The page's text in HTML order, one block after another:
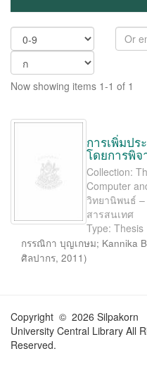
Now showing items 1-1 of 1
การเพิ่มป
โดยการพิ
Collection:
Computer
วิทยานิพนธ์ –
สารสนเทศ
Type: Thesis
กรรณิกา บุญเกษม; Kannika
ศิลปากร, 2011)
Copyright © 2026 Silpakorn
University Central Library All
Reserved.